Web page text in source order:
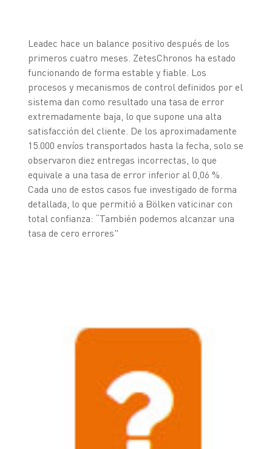
Leadec hace un balance positivo después de los
primeros cuatro meses. ZetesChronos ha estado
funcionando de forma estable y fiable. Los
procesos y mecanismos de control definidos por el
sistema dan como resultado una tasa de error
extremadamente baja, lo que supone una alta
satisfacción del cliente. De los aproximadamente
15.000 envíos transportados hasta la fecha, solo se
observaron diez entregas incorrectas, lo que
equivale a una tasa de error inferior al 0,06 %.
Cada uno de estos casos fue investigado de forma
detallada, lo que permitió a Bölken vaticinar con
total confianza: “También podemos alcanzar una
tasa de cero errores"